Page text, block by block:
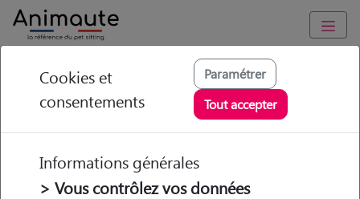
Animaute Hauts-de-France Calvados /Caen
Sophie - Petsitter à
CAEN
Cookies et
consentements
Paramétrer
Tout accepter
Informations générales
> Vous contrôlez vos données